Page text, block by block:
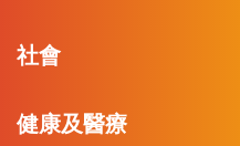
社會
健康及醫療